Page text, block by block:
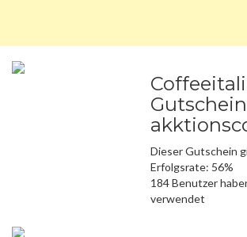
Dieser Gutschein
Erfolgsrate: 56%
184 Benutzer
verwendet